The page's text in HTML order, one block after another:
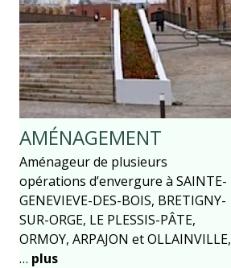
AMÉNAGEMENT
Aménageur de plusieurs
opérations d’envergure à SAINTE-
GENEVIEVE-DES-BOIS, BRETIGNY-
SUR-ORGE, LE PLESSIS-PÂTE,
ORMOY, ARPAJON et OLLAINVILLE,
… plus